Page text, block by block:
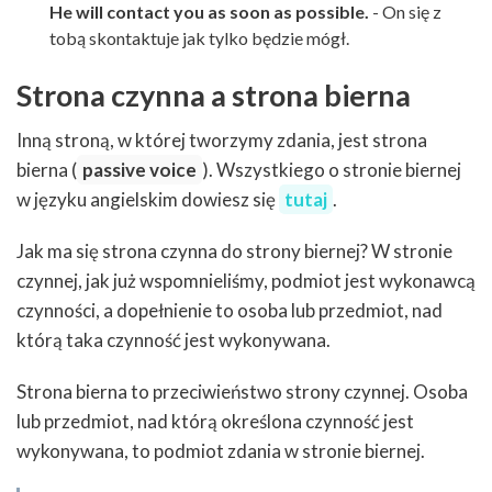
He will contact you as soon as possible. - On się z
tobą skontaktuje jak tylko będzie mógł.
Strona czynna a strona bierna
Inną stroną, w której tworzymy zdania, jest strona
bierna ( passive voice ). Wszystkiego o stronie biernej
w języku angielskim dowiesz się tutaj .
Jak ma się strona czynna do strony biernej? W stronie
czynnej, jak już wspomnieliśmy, podmiot jest wykonawcą
czynności, a dopełnienie to osoba lub przedmiot, nad
którą taka czynność jest wykonywana.
Strona bierna to przeciwieństwo strony czynnej. Osoba
lub przedmiot, nad którą określona czynność jest
wykonywana, to podmiot zdania w stronie biernej.